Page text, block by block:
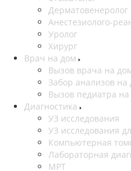
Дерматовенеролог
Анестезиолого-
Уролог
Хирург
Врач на дом
Вызов врача на
Забор анализов на
Вызов педиатра
Диагностика
УЗ исследования
УЗ исследования
Компьютерная
Лабораторная
МРТ